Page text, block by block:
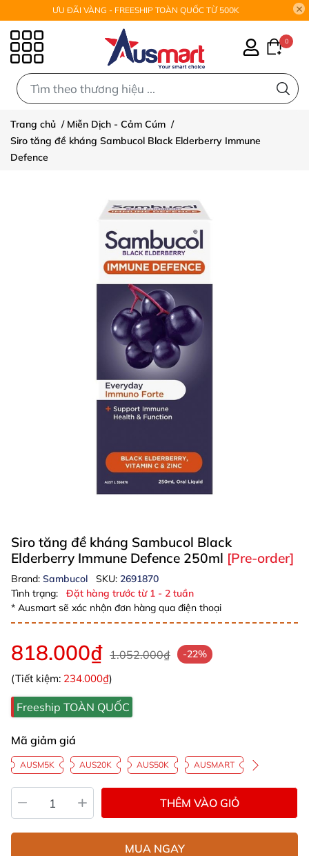
ƯU ĐÃI VÀNG - FREESHIP TOÀN QUỐC TỪ 500K
0
Trang chủ / Miễn Dịch - Cảm Cúm /
Siro tăng đề kháng Sambucol Black Elderberry Immune
Defence
Siro tăng đề kháng Sambucol Black
Elderberry Immune Defence 250ml [Pre-order]
Brand: Sambucol SKU: 2691870
Tình trạng:
Đặt hàng trước từ 1 - 2 tuần
* Ausmart sẽ xác nhận đơn hàng qua điện thoại
818.000₫ 1.052.000₫ -22%
(Tiết kiệm: 234.000₫)
Freeship TOÀN QUỐC
Mã giảm giá
AUSM5K AUS20K AUS50K AUSMART
THÊM VÀO GIỎ
MUA NGAY